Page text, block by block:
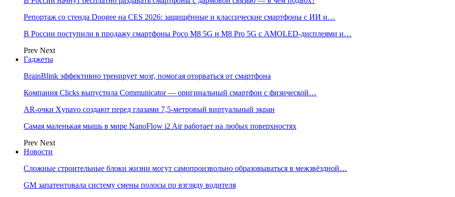
Репортаж со стенда Doogee на CES 2026: защищённые и классические смартфоны с ИИ и…
В России поступили в продажу смартфоны Poco M8 5G и M8 Pro 5G с AMOLED-дисплеями и…
Prev Next
Гаджеты
BrainBlink эффективно тренирует мозг, помогая оторваться от смартфона
Компания Clicks выпустила Communicator — оригинальный смартфон с физической…
AR-очки Xynavo создают перед глазами 7,5-метровый виртуальный экран
Самая маленькая мышь в мире NanoFlow i2 Air работает на любых поверхностях
Prev Next
Новости
Сложные строительные блоки жизни могут самопроизвольно образовываться в межзвёздной…
GM запатентовала систему смены полосы по взгляду водителя